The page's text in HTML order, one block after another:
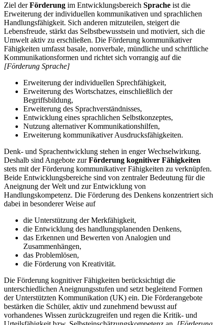
Ziel derFörderung im Entwicklungsbereich Sprache ist die
Erweiterung der individuellen kommunikativen und sprachlichen
Handlungsfähigkeit. Sich anderen mitzuteilen, steigert die
Lebensfreude, stärkt das Selbstbewusstsein und motiviert, sich die
Umwelt aktiv zu erschließen. Die Förderung kommunikativer
Fähigkeiten umfasst basale, nonverbale, mündliche und schriftliche
Kommunikationsformen und richtet sich vorrangig auf die
[Förderung Sprache]
Erweiterung der individuellen Sprechfähigkeit,
Erweiterung des Wortschatzes, einschließlich der
Begriffsbildung,
Erweiterung des Sprachverständnisses,
Entwicklung eines sprachlichen Selbstkonzeptes,
Nutzung alternativer Kommunikationshilfen,
Erweiterung kommunikativer Ausdrucksfähigkeiten.
Denk- und Sprachentwicklung stehen in enger Wechselwirkung.
Deshalb sind Angebote zurFörderung kognitiver Fähigkeiten
stets mit der Förderung kommunikativer Fähigkeiten zu verknüpfen.
Beide Entwicklungsbereiche sind von zentraler Bedeutung für die
Aneignung der Welt und zur Entwicklung von
Handlungskompetenz. Die Förderung des Denkens konzentriert sich
dabei in besonderer Weise auf
die Unterstützung der Merkfähigkeit,
die Entwicklung des handlungsplanenden Denkens,
das Erkennen und Bewerten von Analogien und
Zusammenhängen,
das Problemlösen,
die Förderung von Kreativität.
Die Förderung kognitiver Fähigkeiten berücksichtigt die
unterschiedlichen Aneignungsstufen und setzt begleitend Formen
der Unterstützten Kommunikation (UK) ein. Die Förderangebote
bestärken die Schüler, aktiv und zunehmend bewusst auf
vorhandenes Wissen zurückzugreifen und regen die Kritik- und